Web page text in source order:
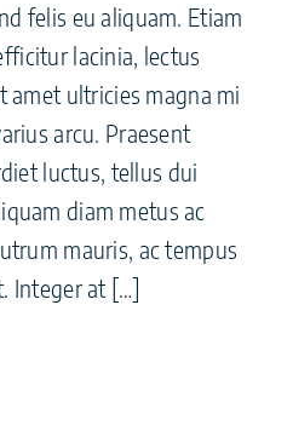
felis eu aliquam. Etiam
lacinia, lectus
amet ultricies magna mi
arcu. Praesent
luctus, tellus dui
diam metus ac
mauris, ac tempus
Integer at […]